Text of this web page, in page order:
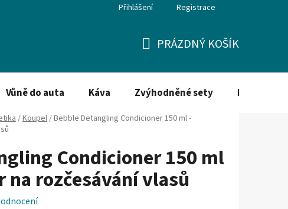
Přihlášení Registrace
KOŠÍK
PRÁZDNÝ KOŠÍK
Vůně do auta Káva Zvýhodněné sety Dezinfekce
/Koupel/Bebble Detangling Condicioner 150 ml -
Condicioner 150 ml
na rozčesávání vlasů